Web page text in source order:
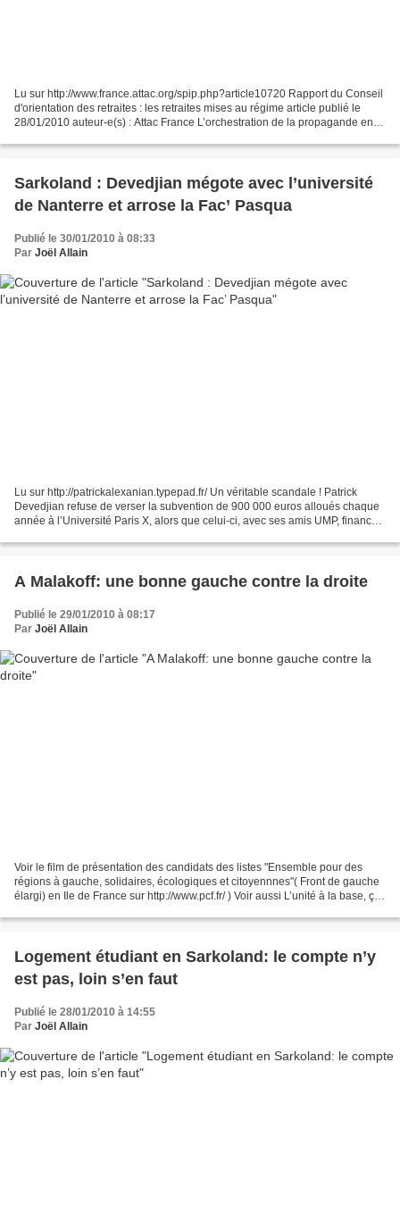
Lu sur http://www.france.attac.org/spip.php?article10720 Rapport du Conseil
d'orientation des retraites : les retraites mises au régime article publié le
28/01/2010 auteur-e(s) : Attac France L’orchestration de la propagande en
Sarkoland : Devedjian mégote avec l’université
de Nanterre et arrose la Fac’ Pasqua
Publié le 30/01/2010 à 08:33
Par Joël Allain
Lu sur http://patrickalexanian.typepad.fr/ Un véritable scandale ! Patrick
Devedjian refuse de verser la subvention de 900 000 euros alloués chaque
année à l’Université Paris X, alors que celui-ci, avec ses amis UMP, finance
A Malakoff: une bonne gauche contre la droite
Publié le 29/01/2010 à 08:17
Par Joël Allain
Voir le film de présentation des candidats des listes "Ensemble pour des
régions à gauche, solidaires, écologiques et citoyennnes"( Front de gauche
élargi) en Ile de France sur http://www.pcf.fr/ ) Voir aussi L’unité à la base, ça
Logement étudiant en Sarkoland: le compte n’y
est pas, loin s’en faut
Publié le 28/01/2010 à 14:55
Par Joël Allain